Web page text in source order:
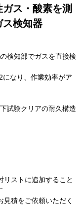
ス・酸素を測
ス検知器
検知部でガスを直接検
なり、作業効率がア
試験クリアの耐久構造
リストに追加すること
積をご依頼いただく